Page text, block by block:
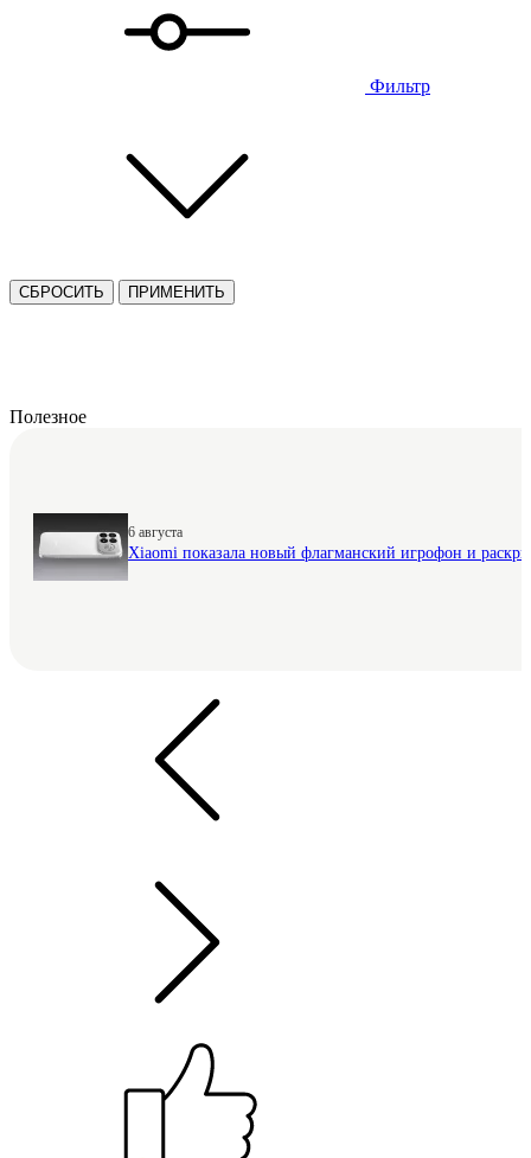
Фильтр
СБРОСИТЬ ПРИМЕНИТЬ
Полезное
6 августа
Xiaomi показала новый флагманский игрофон и